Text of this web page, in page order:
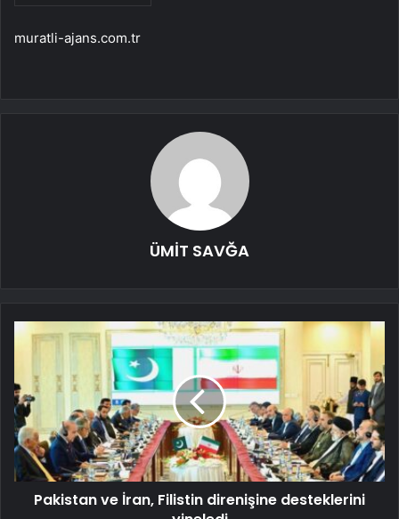
muratli-ajans.com.tr
ÜMİT SAVĞA
Pakistan ve İran, Filistin direnişine desteklerini